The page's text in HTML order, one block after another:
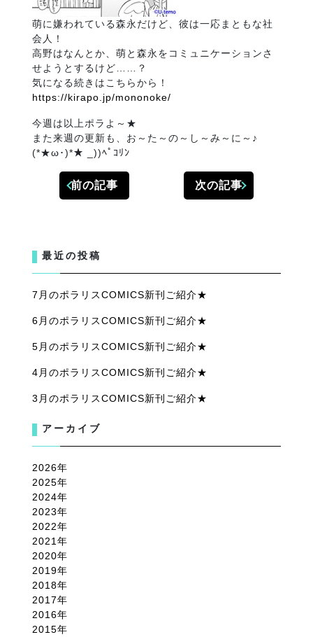
萌に嫌われている森永だけど、彼は一応まともな社
会人！
高野はなんとか、萌と森永をコミュニケーションさ
せようとするけど……？
気になる続きはこちらから！
https://kirapo.jp/mononoke/
今週は以上ポラよ～★
また来週の更新も、お～た～の～し～み～に～♪
(*★ω･)*★ _))ﾍﾟｺﾘﾝ
前の記事 次の記事
最近の投稿
7月のポラリスCOMICS新刊ご紹介★
6月のポラリスCOMICS新刊ご紹介★
5月のポラリスCOMICS新刊ご紹介★
4月のポラリスCOMICS新刊ご紹介★
3月のポラリスCOMICS新刊ご紹介★
アーカイブ
2026
2025
2024
2023
2022
2021
2020
2019
2018
2017
2016
2015